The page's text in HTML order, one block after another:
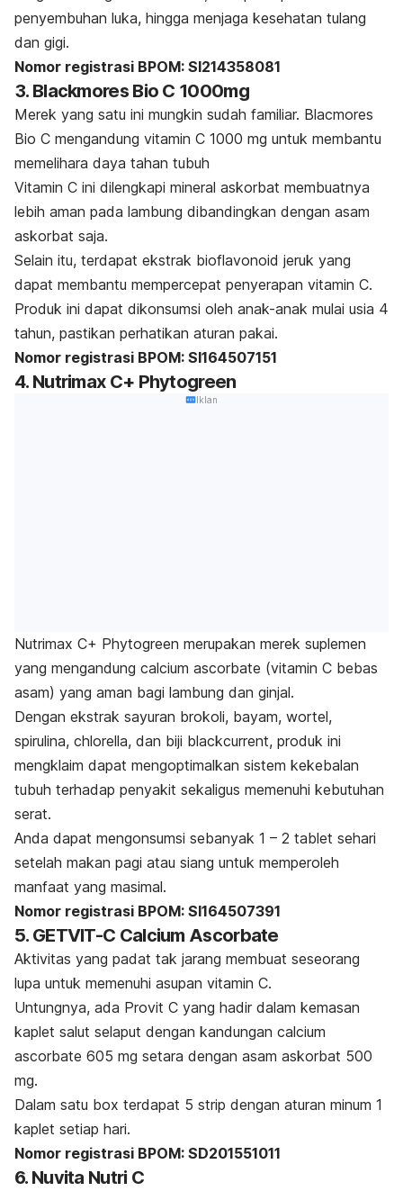
penyembuhan luka, hingga menjaga kesehatan tulang
dan gigi.
Nomor registrasi BPOM: SI214358081
3. Blackmores Bio C 1000mg
Merek yang satu ini mungkin sudah familiar. Blacmores
Bio C mengandung vitamin C 1000 mg untuk membantu
memelihara daya tahan tubuh
Vitamin C ini dilengkapi mineral askorbat membuatnya
lebih aman pada lambung dibandingkan dengan asam
askorbat saja.
Selain itu, terdapat ekstrak bioflavonoid jeruk yang
dapat membantu mempercepat penyerapan vitamin C.
Produk ini dapat dikonsumsi oleh anak-anak mulai usia 4
tahun, pastikan perhatikan aturan pakai.
Nomor registrasi BPOM: SI164507151
4. Nutrimax C+ Phytogreen
Iklan
Nutrimax C+ Phytogreen merupakan merek suplemen
yang mengandung calcium ascorbate (vitamin C bebas
asam) yang aman bagi lambung dan ginjal.
Dengan ekstrak sayuran brokoli, bayam, wortel,
spirulina, chlorella, dan biji blackcurrent, produk ini
mengklaim dapat mengoptimalkan sistem kekebalan
tubuh terhadap penyakit sekaligus memenuhi kebutuhan
serat.
Anda dapat mengonsumsi sebanyak 1 – 2 tablet sehari
setelah makan pagi atau siang untuk memperoleh
manfaat yang masimal.
Nomor registrasi BPOM: SI164507391
5. GETVIT-C Calcium Ascorbate
Aktivitas yang padat tak jarang membuat seseorang
lupa untuk memenuhi asupan vitamin C.
Untungnya, ada Provit C yang hadir dalam kemasan
kaplet salut selaput dengan kandungan calcium
ascorbate 605 mg setara dengan asam askorbat 500
mg.
Dalam satu box terdapat 5 strip dengan aturan minum 1
kaplet setiap hari.
Nomor registrasi BPOM: SD201551011
6. Nuvita Nutri C